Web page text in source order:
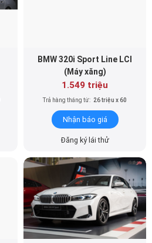
BMW 320i Sport Line LCI
(Máy xăng)
1.549 triệu
Trả hàng tháng từ: 26 triệu x 60
Nhận báo giá
Đăng ký lái thử